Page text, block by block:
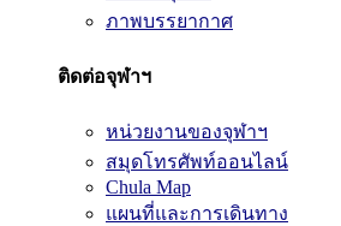
ภาพบรรยากาศ
ติดต่อจุฬาฯ
หน่วยงานของจุฬาฯ
สมุดโทรศัพท์ออนไลน์
Chula Map
แผนที่และการเดินทาง